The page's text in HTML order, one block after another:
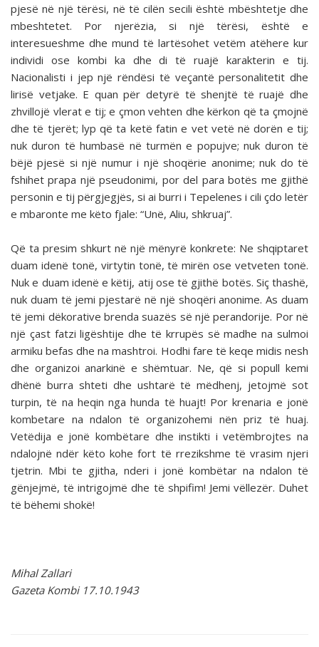
pjesë në një tërësi, në të cilën secili është mbështetje dhe
mbeshtetet. Por njerëzia, si një tërësi, është e
interesueshme dhe mund të lartësohet vetëm atëhere kur
individi ose kombi ka dhe di të ruajë karakterin e tij.
Nacionalisti i jep një rëndësi të veçantë personalitetit dhe
lirisë vetjake. E quan për detyrë të shenjtë të ruajë dhe
zhvillojë vlerat e tij; e çmon vehten dhe kërkon që ta çmojnë
dhe të tjerët; lyp që ta ketë fatin e vet vetë në dorën e tij;
nuk duron të humbasë në turmën e popujve; nuk duron të
bëjë pjesë si një numur i një shoqërie anonime; nuk do të
fshihet prapa një pseudonimi, por del para botës me gjithë
personin e tij përgjegjës, si ai burri i Tepelenes i cili çdo letër
e mbaronte me këto fjale: “Unë, Aliu, shkruaj”.
Që ta presim shkurt në një mënyrë konkrete: Ne shqiptaret
duam idenë tonë, virtytin tonë, të mirën ose vetveten tonë.
Nuk e duam idenë e këtij, atij ose të gjithë botës. Siç thashë,
nuk duam të jemi pjestarë në një shoqëri anonime. As duam
të jemi dëkorative brenda suazës së një perandorije. Por në
një çast fatzi ligështije dhe të krrupës së madhe na sulmoi
armiku befas dhe na mashtroi. Hodhi fare të keqe midis nesh
dhe organizoi anarkinë e shëmtuar. Ne, që si popull kemi
dhënë burra shteti dhe ushtarë të mëdhenj, jetojmë sot
turpin, të na heqin nga hunda të huajt! Por krenaria e jonë
kombetare na ndalon të organizohemi nën priz të huaj.
Vetëdija e jonë kombëtare dhe instikti i vetëmbrojtes na
ndalojnë ndër këto kohe fort të rrezikshme të vrasim njeri
tjetrin. Mbi te gjitha, nderi i jonë kombëtar na ndalon të
gënjejmë, të intrigojmë dhe të shpifim! Jemi vëllezër. Duhet
të bëhemi shokë!
Mihal Zallari
Gazeta Kombi 17.10.1943